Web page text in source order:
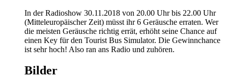
In der Radioshow 30.11.2018 von 20.00 Uhr bis 22.00 Uhr
(Mitteleuropäischer Zeit) müsst ihr 6 Geräusche erraten. Wer
die meisten Geräusche richtig errät, erhöht seine Chance auf
einen Key für den Tourist Bus Simulator. Die Gewinnchance
ist sehr hoch! Also ran ans Radio und zuhören.
Bilder